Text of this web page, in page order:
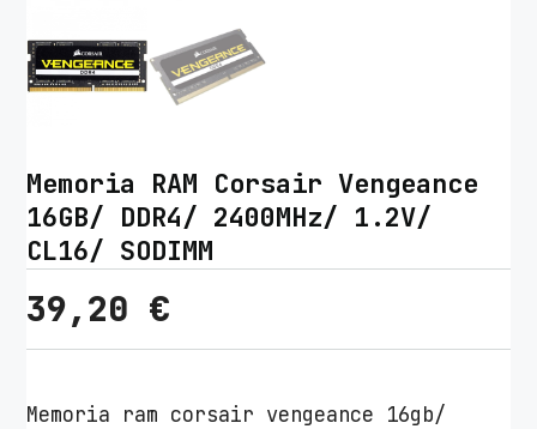
Memoria RAM Corsair Vengeance
16GB/ DDR4/ 2400MHz/ 1.2V/
CL16/ SODIMM
39,20 €
Memoria ram corsair vengeance 16gb/